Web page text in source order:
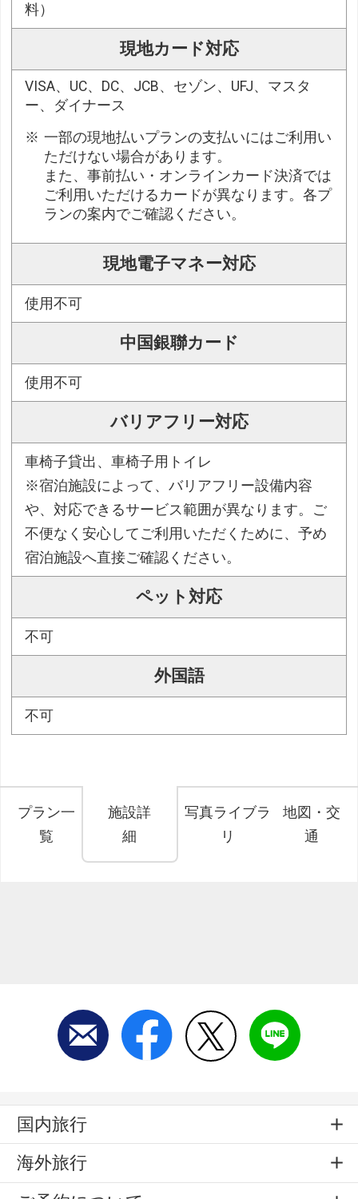
料）
現地カード対応
VISA、UC、DC、JCB、セゾン、UFJ、マスタ
ー、ダイナース
一部の現地払いプランの支払いにはご利用い
ただけない場合があります。
また、事前払い・オンラインカード決済では
ご利用いただけるカードが異なります。各プ
ランの案内でご確認ください。
現地電子マネー対応
使用不可
中国銀聯カード
使用不可
バリアフリー対応
車椅子貸出、車椅子用トイレ
※宿泊施設によって、バリアフリー設備内容
や、対応できるサービス範囲が異なります。ご
不便なく安心してご利用いただくために、予め
宿泊施設へ直接ご確認ください。
ペット対応
不可
外国語
不可
プラン一
覧
施設詳
細
写真ライブラ
リ
地図・交
通
国内旅行
海外旅行